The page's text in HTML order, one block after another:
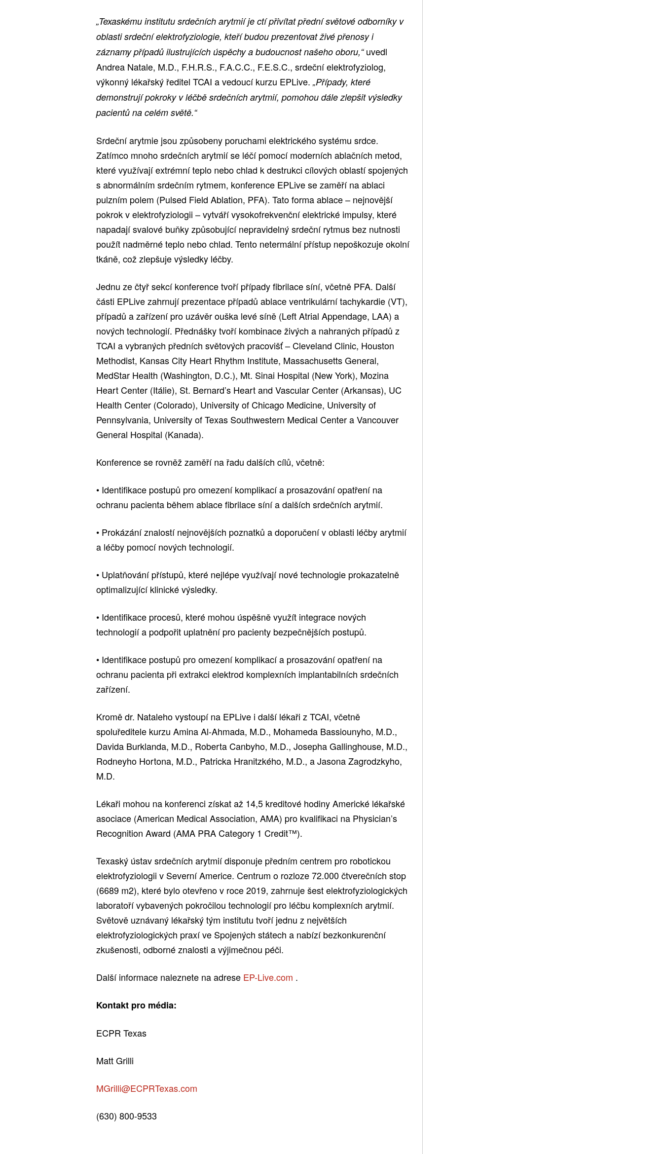
„Texaskému institutu srdečních arytmií je ctí přivítat přední světové odborníky v
oblasti srdeční elektrofyziologie, kteří budou prezentovat živé přenosy i
záznamy případů ilustrujících úspěchy a budoucnost našeho oboru,“uvedl
Andrea Natale, M.D., F.H.R.S., F.A.C.C., F.E.S.C., srdeční elektrofyziolog,
výkonný lékařský ředitel TCAI a vedoucí kurzu EPLive. „Případy, které
demonstrují pokroky v léčbě srdečních arytmií, pomohou dále zlepšit výsledky
pacientů na celém světě.“
Srdeční arytmie jsou způsobeny poruchami elektrického systému srdce.
Zatímco mnoho srdečních arytmií se léčí pomocí moderních ablačních metod,
které využívají extrémní teplo nebo chlad k destrukci cílových oblastí spojených
s abnormálním srdečním rytmem, konference EPLive se zaměří na ablaci
pulzním polem (Pulsed Field Ablation, PFA). Tato forma ablace – nejnovější
pokrok v elektrofyziologii – vytváří vysokofrekvenční elektrické impulsy, které
napadají svalové buňky způsobující nepravidelný srdeční rytmus bez nutnosti
použít nadměrné teplo nebo chlad. Tento netermální přístup nepoškozuje okolní
tkáně, což zlepšuje výsledky léčby.
Jednu ze čtyř sekcí konference tvoří případy fibrilace síní, včetně PFA. Další
části EPLive zahrnují prezentace případů ablace ventrikulární tachykardie (VT),
případů a zařízení pro uzávěr ouška levé síně (Left Atrial Appendage, LAA) a
nových technologií. Přednášky tvoří kombinace živých a nahraných případů z
TCAI a vybraných předních světových pracovišť – Cleveland Clinic, Houston
Methodist, Kansas City Heart Rhythm Institute, Massachusetts General,
MedStar Health (Washington, D.C.), Mt. Sinai Hospital (New York), Mozina
Heart Center (Itálie), St. Bernard’s Heart and Vascular Center (Arkansas), UC
Health Center (Colorado), University of Chicago Medicine, University of
Pennsylvania, University of Texas Southwestern Medical Center a Vancouver
General Hospital (Kanada).
Konference se rovněž zaměří na řadu dalších cílů, včetně:
• Identifikace postupů pro omezení komplikací a prosazování opatření na
ochranu pacienta během ablace fibrilace síní a dalších srdečních arytmií.
• Prokázání znalostí nejnovějších poznatků a doporučení v oblasti léčby arytmií
a léčby pomocí nových technologií.
• Uplatňování přístupů, které nejlépe využívají nové technologie prokazatelně
optimalizující klinické výsledky.
• Identifikace procesů, které mohou úspěšně využít integrace nových
technologií a podpořit uplatnění pro pacienty bezpečnějších postupů.
• Identifikace postupů pro omezení komplikací a prosazování opatření na
ochranu pacienta při extrakci elektrod komplexních implantabilních srdečních
zařízení.
Kromě dr. Nataleho vystoupí na EPLive i další lékaři z TCAI, včetně
spoluředitele kurzu Amina Al-Ahmada, M.D., Mohameda Bassiounyho, M.D.,
Davida Burklanda, M.D., Roberta Canbyho, M.D., Josepha Gallinghouse, M.D.,
Rodneyho Hortona, M.D., Patricka Hranitzkého, M.D., a Jasona Zagrodzkyho,
M.D.
Lékaři mohou na konferenci získat až 14,5 kreditové hodiny Americké lékařské
asociace (American Medical Association, AMA) pro kvalifikaci na Physician’s
Recognition Award (AMA PRA Category 1 Credit™).
Texaský ústav srdečních arytmií disponuje předním centrem pro robotickou
elektrofyziologii v Severní Americe. Centrum o rozloze 72.000 čtverečních stop
(6689 m2), které bylo otevřeno v roce 2019, zahrnuje šest elektrofyziologických
laboratoří vybavených pokročilou technologií pro léčbu komplexních arytmií.
Světově uznávaný lékařský tým institutu tvoří jednu z největších
elektrofyziologických praxí ve Spojených státech a nabízí bezkonkurenční
zkušenosti, odborné znalosti a výjimečnou péči.
Další informace naleznete na adrese EP-Live.com .
Kontakt pro média:
ECPR Texas
Matt Grilli
MGrilli@ECPRTexas.com
(630) 800-9533